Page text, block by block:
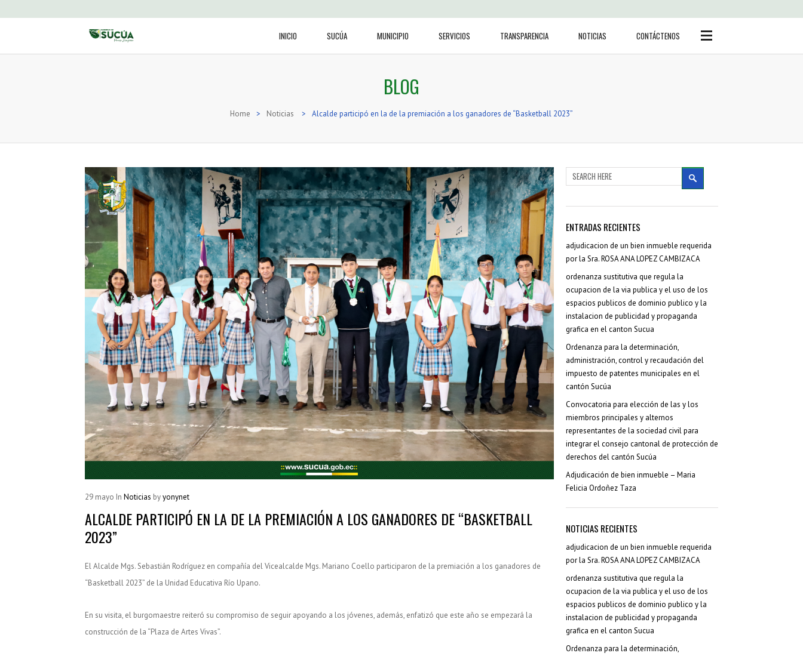
Side Menu
BUSCAR
Adjudicación bienes
Noticias
Ordenanzas
Reglamentos
(36)
Silla Vacía
SÍGUENOS...
INICIO SUCÚA MUNICIPIO SERVICIOS TRANSPARENCIA NOTICIAS CONTÁCTENOS
BLOG
Home > Noticias > Alcalde participó en la de la premiación a los ganadores de “Basketball 2023”
29 mayo In Noticias byyonynet
ALCALDE PARTICIPÓ EN LA DE LA PREMIACIÓN A LOS GANADORES DE “BASKETBALL
2023”
El Alcalde Mgs. Sebastián Rodríguez en compañía del Vicealcalde Mgs. Mariano Coello participaron de la premiación a los ganadores de
“Basketball 2023” de la Unidad Educativa Río Upano.
En su visita, el burgomaestre reiteró su compromiso de seguir apoyando a los jóvenes, además, enfatizó que este año se empezará la
construcción de la “Plaza de Artes Vivas”.
ENTRADAS RECIENTES
adjudicacion de un bien inmueble requerida
por la Sra. ROSA ANA LOPEZ CAMBIZACA
ordenanza sustitutiva que regula la
ocupacion de la via publica y el uso de los
espacios publicos de dominio publico y la
instalacion de publicidad y propaganda
grafica en el canton Sucua
Ordenanza para la determinación,
administración, control y recaudación del
impuesto de patentes municipales en el
cantón Sucúa
Convocatoria para elección de las y los
miembros principales y alternos
representantes de la sociedad civil para
integrar el consejo cantonal de protección de
derechos del cantón Sucúa
Adjudicación de bien inmueble – Maria
Felicia Ordoñez Taza
NOTICIAS RECIENTES
adjudicacion de un bien inmueble requerida
por la Sra. ROSA ANA LOPEZ CAMBIZACA
ordenanza sustitutiva que regula la
ocupacion de la via publica y el uso de los
espacios publicos de dominio publico y la
instalacion de publicidad y propaganda
grafica en el canton Sucua
Ordenanza para la determinación,